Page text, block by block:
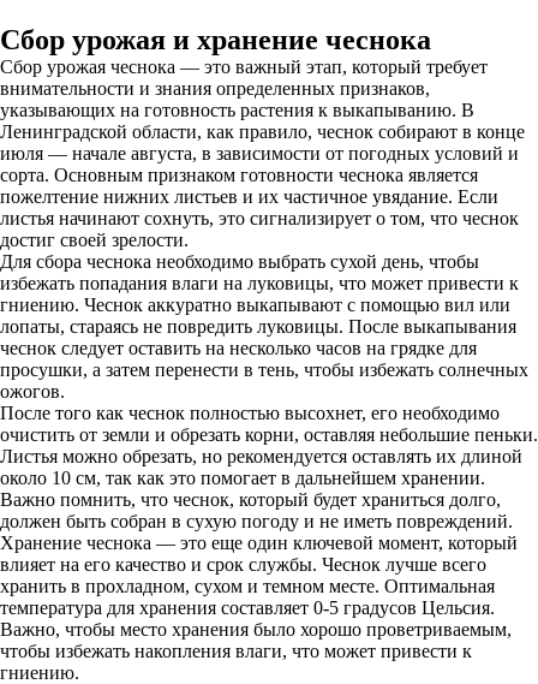
Сбор урожая и хранение чеснока
Сбор урожая чеснока — это важный этап, который требует
внимательности и знания определенных признаков,
указывающих на готовность растения к выкапыванию. В
Ленинградской области, как правило, чеснок собирают в конце
июля — начале августа, в зависимости от погодных условий и
сорта. Основным признаком готовности чеснока является
пожелтение нижних листьев и их частичное увядание. Если
листья начинают сохнуть, это сигнализирует о том, что чеснок
достиг своей зрелости.
Для сбора чеснока необходимо выбрать сухой день, чтобы
избежать попадания влаги на луковицы, что может привести к
гниению. Чеснок аккуратно выкапывают с помощью вил или
лопаты, стараясь не повредить луковицы. После выкапывания
чеснок следует оставить на несколько часов на грядке для
просушки, а затем перенести в тень, чтобы избежать солнечных
ожогов.
После того как чеснок полностью высохнет, его необходимо
очистить от земли и обрезать корни, оставляя небольшие пеньки.
Листья можно обрезать, но рекомендуется оставлять их длиной
около 10 см, так как это помогает в дальнейшем хранении.
Важно помнить, что чеснок, который будет храниться долго,
должен быть собран в сухую погоду и не иметь повреждений.
Хранение чеснока — это еще один ключевой момент, который
влияет на его качество и срок службы. Чеснок лучше всего
хранить в прохладном, сухом и темном месте. Оптимальная
температура для хранения составляет 0-5 градусов Цельсия.
Важно, чтобы место хранения было хорошо проветриваемым,
чтобы избежать накопления влаги, что может привести к
гниению.